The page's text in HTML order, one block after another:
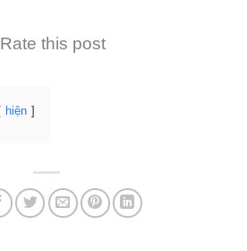
Rate this post
hiện